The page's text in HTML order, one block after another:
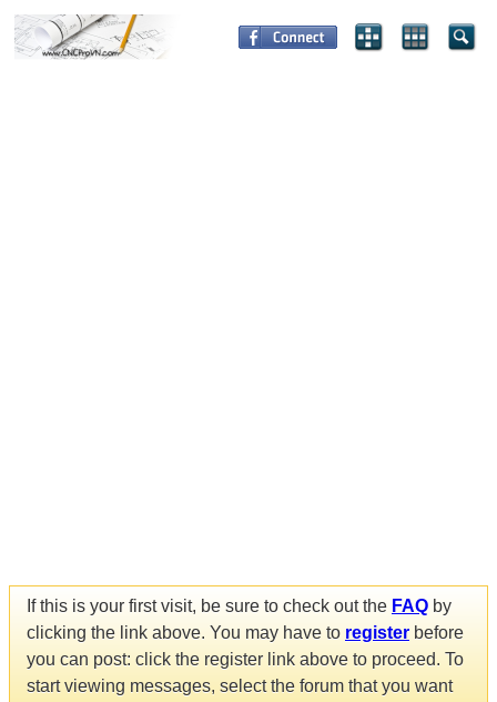
If this is your first visit, be sure to check out the FAQ by
clicking the link above. You may have to register before
you can post: click the register link above to proceed. To
start viewing messages, select the forum that you want